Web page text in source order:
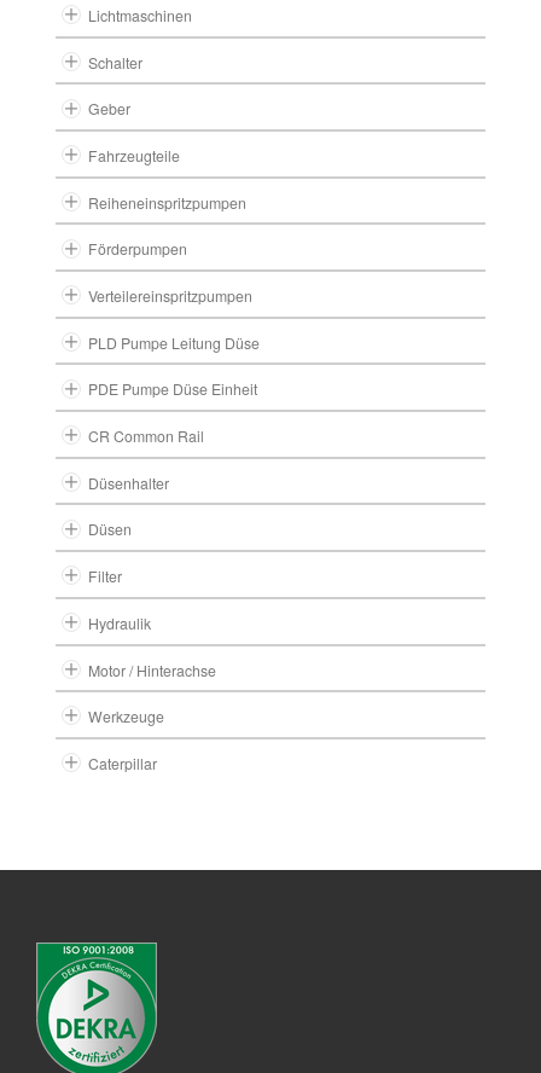
Lichtmaschinen
Schalter
Geber
Fahrzeugteile
Reiheneinspritzpumpen
Förderpumpen
Verteilereinspritzpumpen
PLD Pumpe Leitung Düse
PDE Pumpe Düse Einheit
CR Common Rail
Düsenhalter
Düsen
Filter
Hydraulik
Motor / Hinterachse
Werkzeuge
Caterpillar